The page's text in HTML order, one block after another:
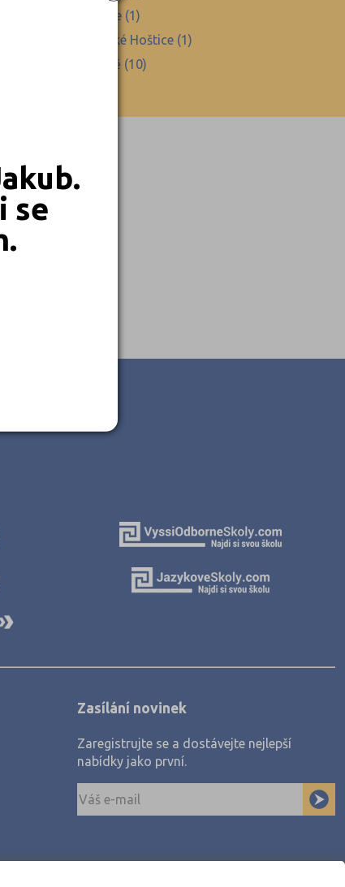
se
Sedlice (1)
Střelské Hoštice (1)
Volyně (10)
Zasílání novinek
Zaregistrujte se a dostávejte nejlepší
nabídky jako první.